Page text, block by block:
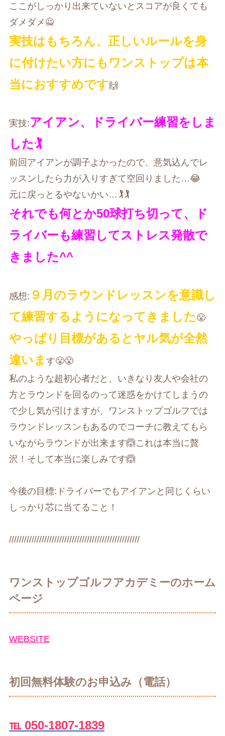
ここがしっかり出来ていないとスコアが良くても
ダメダメ🙅
実技はもちろん、正しいルールを身
に付けたい方にもワンストップは本
当におすすめです🙌
実技:アイアン、ドライバー練習をしま
した🏌️
前回アイアンが調子よかったので、意気込んでレ
ッスンしたら力が入りすぎて空回りました…😂
元に戻っとるやないかい…🏌️🏌️
それでも何とか50球打ち切って、ド
ライバーも練習してストレス発散で
きました^^
感想: ９月のラウンドレッスンを意識し
て練習するようになってきました 😤
やっぱり目標があるとヤル気が全然
違いま す😤😤
私のような超初心者だと、いきなり友人や会社の
方とラウンドを回るのって迷惑をかけてしまうの
で少し気が引けますが、ワンストップゴルフでは
ラウンドレッスンもあるのでコーチに教えてもら
いながらラウンドが出来ます🙆これは本当に贅
沢！そして本当に楽しみです🙆
今後の目標:ドライバーでもアイアンと同じくらい
しっかり芯に当てること！
////////////////////////////////////////////////////
ワンストップゴルフアカデミーのホーム
ページ
WEBSITE
初回無料体験のお申込み（電話）
℡ 050-1807-1839